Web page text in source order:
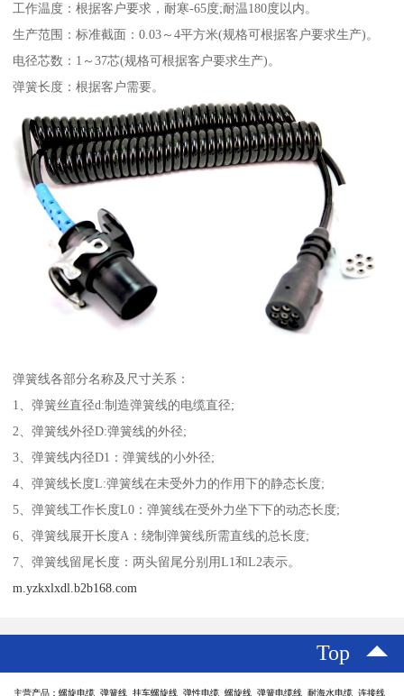
工作温度：根据客户要求，耐寒-65度;耐温180度以内。
生产范围：标准截面：0.03～4平方米(规格可根据客户要求生产)。
电径芯数：1～37芯(规格可根据客户要求生产)。
弹簧长度：根据客户需要。
弹簧线各部分名称及尺寸关系：
1、弹簧丝直径d:制造弹簧线的电缆直径;
2、弹簧线外径D:弹簧线的外径;
3、弹簧线内径D1：弹簧线的小外径;
4、弹簧线长度L:弹簧线在未受外力的作用下的静态长度;
5、弹簧线工作长度L0：弹簧线在受外力坐下下的动态长度;
6、弹簧线展开长度A：绕制弹簧线所需直线的总长度;
7、弹簧线留尾长度：两头留尾分别用L1和L2表示。
m.yzkxlxdl.b2b168.com
Top
主营产品：螺旋电缆 弹簧线 挂车螺旋线 弹性电缆 螺旋线 弹簧电缆线 耐海水电缆 连接线